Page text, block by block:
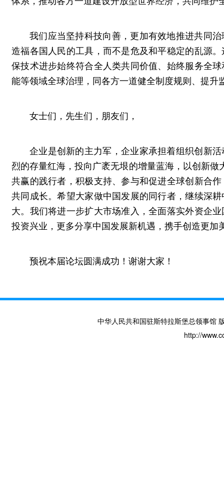
我们应当坚持科技向善，更加有效地推进共同
造福各国人民的工具，而不是危及和平稳定的乱源
保技术进步始终符合全人类共同价值、始终服务全
能等领域全球治理，同各方一道健全制度规则、提
女士们，先生们，朋友们，
企业是创新的主力军，企业家承担着组织创新
烈的存量红海，投向广袤无垠的增量蓝海，以创新
共赢的践行者，积极支持、参与和促进全球创新合
共同成长。希望大家做中国发展的同行者，继续深
大。我们将进一步扩大市场准入，全面落实外资企
投资兴业，更多分享中国发展新机遇，携手创造更加
预祝本届论坛圆满成功！谢谢大家！
中华人民共和国驻斯特拉斯堡总领事馆
http://